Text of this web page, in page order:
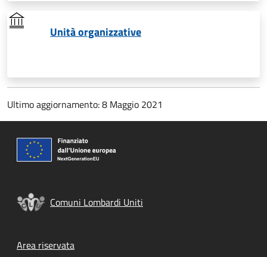
Unità organizzative
Ultimo aggiornamento: 8 Maggio 2021
Comuni Lombardi Uniti
Footer menu
Area riservata